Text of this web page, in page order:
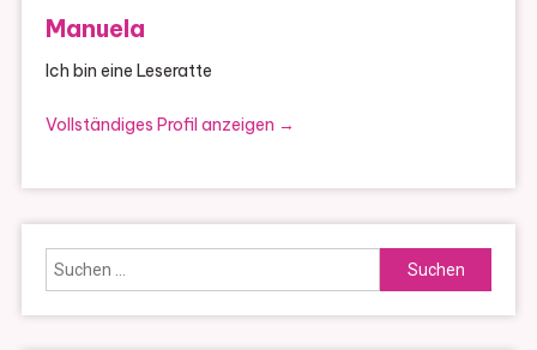
Manuela
Ich bin eine Leseratte
Vollständiges Profil anzeigen →
Suchen
nach: